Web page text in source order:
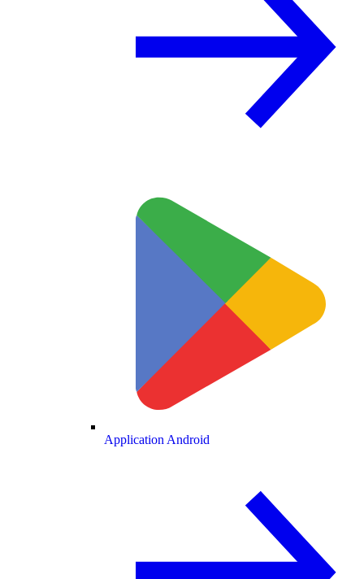
Application Android